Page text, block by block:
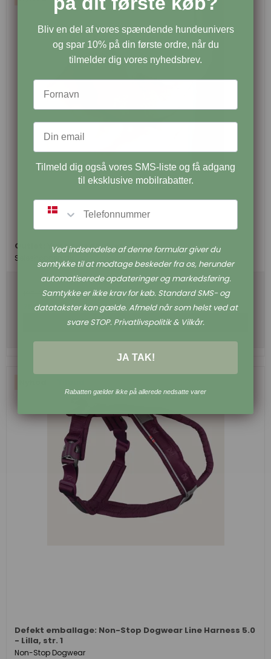
Outlet: Yucca-rodpulver - 100g
Seleshoppen.dk
125,00 DKK
75,00 DKK
Vis produkt
Defekt emballage: Non-Stop Dogwear Line Harness 5.0
- Lilla, str. 1
Non-Stop Dogwear
Bliv en del af vores spændende hundeunivers
og spar 10% på din første ordre, når du
tilmelder dig vores nyhedsbrev.
Tilmeld dig også vores SMS-liste og få adgang
til eksklusive mobilrabatter.
SMS
Ved indsendelse af denne formular giver du
samtykke til at modtage beskeder fra os, herunder
automatiserede opdateringer og markedsføring.
Samtykke er ikke krav for køb. Standard SMS- og
datatakster kan gælde. Afmeld når som helst ved at
svare STOP. Privatlivspolitik & Vilkår.
JA TAK!
Rabatten gælder ikke på allerede nedsatte varer